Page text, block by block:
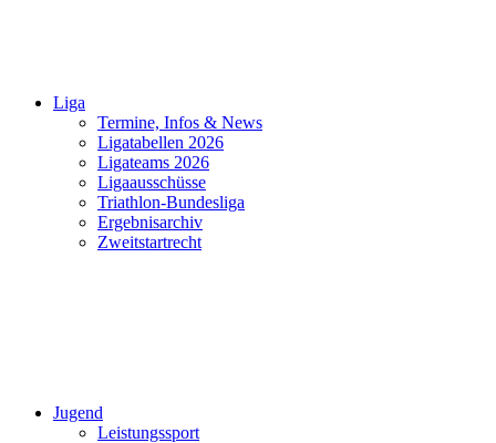
Liga
Termine, Infos & News
Ligatabellen 2026
Ligateams 2026
Ligaausschüsse
Triathlon-Bundesliga
Ergebnisarchiv
Zweitstartrecht
Jugend
Leistungssport